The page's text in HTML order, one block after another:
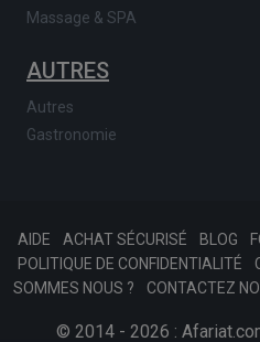
Massage & SPA
AUTRES
Autres
Gastronomie
AIDE ACHAT SÉCURISÉ BLOG
POLITIQUE DE CONFIDENTIALITÉ
SOMMES NOUS ?
CONTACTEZ
© 2014 - 2026 :